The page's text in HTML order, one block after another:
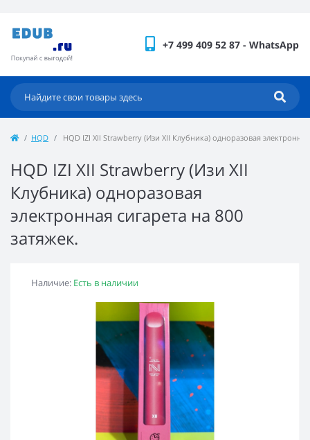
+7 499 409 52 87 - WhatsApp
HQD HQD IZI XII Strawberry (Изи XII Клубника) одноразовая
HQD IZI XII Strawberry (Изи XII
Клубника) одноразовая
электронная сигарета на 800
затяжек.
Наличие: Есть в наличии